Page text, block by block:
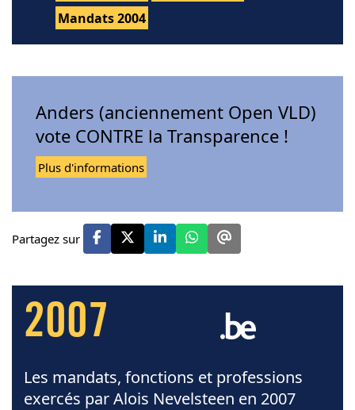
Mandats 2004
Anders (anciennement Open VLD)
vote CONTRE la Transparence !
Plus d'informations
Partagez sur
2007
Les mandats, fonctions et professions
exercés par Alois Nevelsteen en 2007